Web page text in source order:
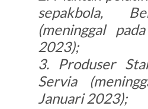
sepakbola,
(meninggal
2023);
3. Produser
Servia
Januari 2023);